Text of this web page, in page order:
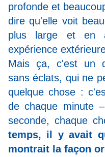
profonde et
dire qu'elle voit
plus large et en
expérience
Mais ça, c'est un
sans éclats, qui ne
quelque chose :
de chaque minute
seconde, chaque
temps, il y avait
montrait la façon